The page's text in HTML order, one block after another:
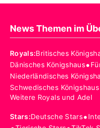
News Themen im
Royals:Britisches
Dänisches Königshaus•
Niederländisches
Schwedisches Königshaus
Weitere Royals und Adel
Stars:Deutsche Stars•